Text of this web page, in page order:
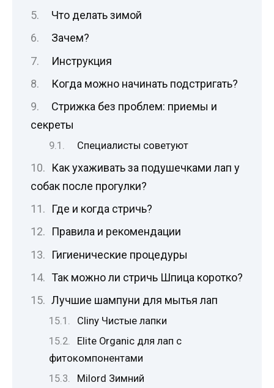
Что делать зимой
Зачем?
Инструкция
Когда можно начинать подстригать?
Стрижка без проблем: приемы и
секреты
Специалисты советуют
Как ухаживать за подушечками лап у
собак после прогулки?
Где и когда стричь?
Правила и рекомендации
Гигиенические процедуры
Так можно ли стричь Шпица коротко?
Лучшие шампуни для мытья лап
Cliny Чистые лапки
Elite Organic для лап с
фитокомпонентами
Milord Зимний